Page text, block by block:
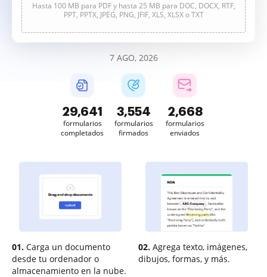
Hasta 100 MB para PDF y hasta 25 MB para DOC, DOCX, RTF,
PPT, PPTX, JPEG, PNG, JFIF, XLS, XLSX o TXT
7 AGO, 2026
29,641
formularios
completados
3,554
formularios
firmados
2,668
formularios
enviados
01. Carga un documento
desde tu ordenador o
almacenamiento en la nube.
02. Agrega texto, imágenes,
dibujos, formas, y más.